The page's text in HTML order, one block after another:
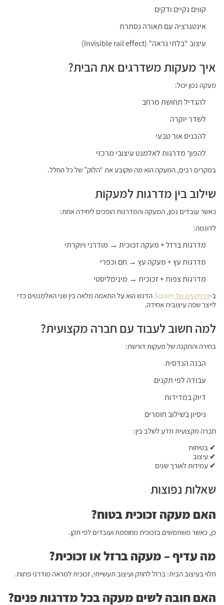
קווים נקיים ודקים
אינטגרציה עם תאורה נסתרת
עיצוב “בלתי נראה” (Invisible rail effect)
איך מעקות משדרגים את הבית?
מעקה נכון יכול:
להגדיל תחושת מרחב
לשדר יוקרה
להכניס אור טבעי
להפוך מדרגות לאלמנט עיצובי מרכזי
במקרים רבים, המעקה הוא מה שקובע את “הלוק” של כל החלל.
שילוב בין מדרגות למעקות
כאשר עובדים נכון, המעקה והמדרגות הופכים ליחידה אחת:
לדוגמה:
מדרגות ברזל + מעקה זכוכית → מודרני ויוקרתי
מדרגות עץ + מעקה עץ → חם וכפרי
מדרגות צפות + זכוכית → מינימליסטי
ב-פרויקטים של Solam הדגש הוא על התאמה מלאה בין שני האלמנטים כדי
לייצר שפה עיצובית אחידה.
למה חשוב לעבוד עם חברה מקצועית?
בחירה והתקנה של מעקות דורשת:
הבנה הנדסית
עבודה לפי תקנים
דיוק במדידות
ניסיון בשילוב חומרים
חברה מקצועית תדע לשלב בין:
✔ בטיחות
✔ עיצוב
✔ עמידות לאורך שנים
שאלות נפוצות
האם מעקה זכוכית בטוח?
כן, כאשר משתמשים בזכוכית מחוסמת ועובדים לפי תקן.
מה עדיף – מעקה ברזל או זכוכית?
תלוי בעיצוב הבית: ברזל לחוזק ועיצוב תעשייתי, זכוכית למראה מודרני פתוח.
האם חובה לשים מעקה בכל מדרגות פנים?